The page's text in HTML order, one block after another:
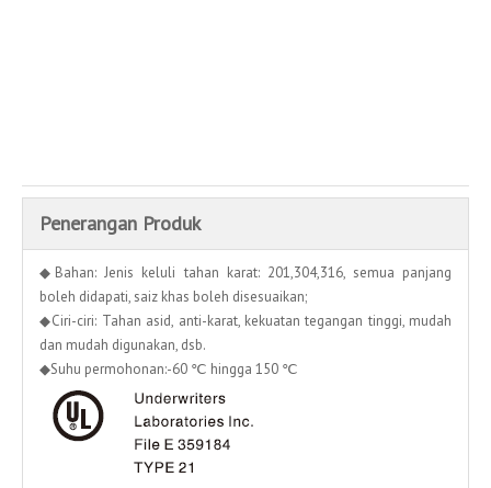
Penerangan Produk
◆Bahan: Jenis keluli tahan karat: 201,304,316, semua panjang
boleh didapati, saiz khas boleh disesuaikan;
◆Ciri-ciri: Tahan asid, anti-karat, kekuatan tegangan tinggi, mudah
dan mudah digunakan, dsb.
◆Suhu permohonan:-60 ℃ hingga 150 ℃